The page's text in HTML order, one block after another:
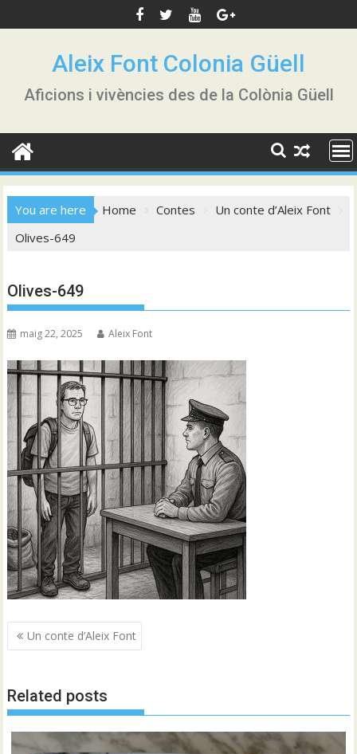
to
Aleix Font Colonia Güell
Aficions i vivències des de la Colònia Güell
You are here Home Contes
Un conte d’Aleix Font
Olives-649
Olives-649
maig 22, 2025 Aleix Font
Navegació
d'entrades
Un conte d’Aleix Font
Related posts